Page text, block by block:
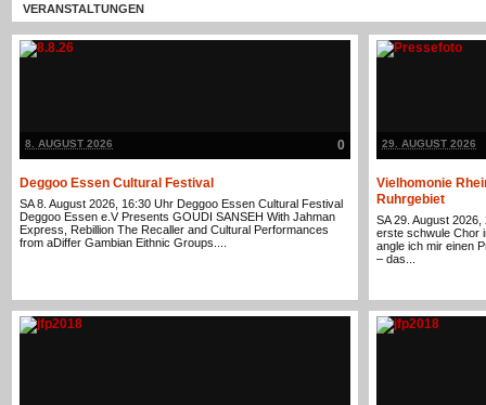
VERANSTALTUNGEN
0
8. AUGUST 2026
Deggoo Essen Cultural Festival
SA 8. August 2026, 16:30 Uhr Deggoo Essen Cultural Festival
Deggoo Essen e.V Presents GOUDI SANSEH With Jahman
Express, Rebillion The Recaller and Cultural Performances
from aDiffer Gambian Eithnic Groups....
29. AUGUST 2026
Vielhomonie
Ruhrgebiet
SA 29. August
erste schwule Chor
angle ich mir einen
– das...